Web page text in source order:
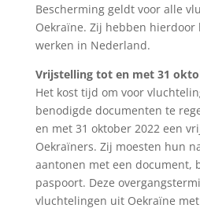
Bescherming geldt voor alle
Oekraïne. Zij hebben hierdoor
werken in Nederland.
Vrijstelling tot en met 31
Het kost tijd om voor
benodigde documenten te
en met 31 oktober 2022 een
Oekraïners. Zij moesten hun
aantonen met een document,
paspoort. Deze
vluchtelingen uit Oekraïne